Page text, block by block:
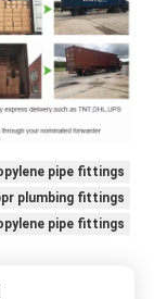
pipe fittings
plumbing fittings
pipe fittings